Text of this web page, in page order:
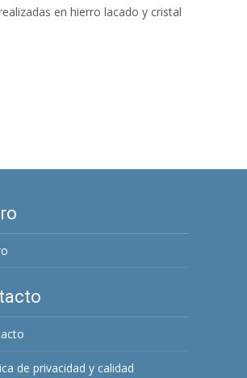
en hierro lacado y cristal
de privacidad y calidad